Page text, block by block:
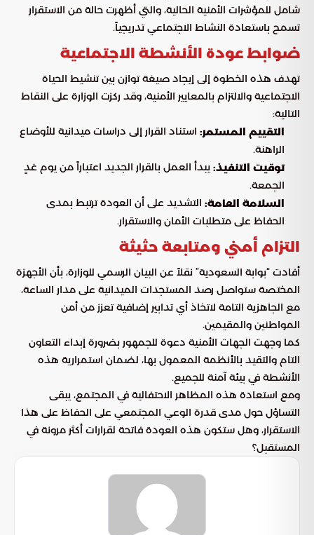
شامل للمؤشرات الأمنية الحالية، والتي أظهرت حالة من الاستقرار
تسمح باستعادة النشاط الاجتماعي تدريجياً.
ضوابط عودة الأنشطة الاجتماعية
تهدف هذه الخطوة إلى إيجاد صيغة توازن بين تنشيط الحياة
الاجتماعية والالتزام بالمعايير الأمنية، وقد ركزت الوزارة على النقاط
التالية:
التقييم المستمر: استناد القرار إلى دراسات ميدانية للأوضاع
الراهنة.
توقيت التنفيذ: يبدأ العمل بالقرار الجديد اعتباراً من يوم غدٍ
الجمعة.
السلامة العامة: التشديد على أن العودة ترتبط بمدى
الحفاظ على متطلبات الأمان والاستقرار.
التزام أمني ومتابعة حثيثة
أفادت “بوابة السعودية” نقلاً عن البيان الرسمي للوزارة، بأن الأجهزة
المختصة ستواصل رصد المستجدات الميدانية على مدار الساعة،
مع الجاهزية التامة لاتخاذ أي تدابير إضافية تعزز من أمن
المواطنين والمقيمين.
كما وجهت الجهات الأمنية دعوة للجمهور بضرورة إبداء التعاون
التام والتقيد بالأنظمة المعمول بها، لضمان استمرارية هذه
الأنشطة في بيئة آمنة للجميع.
ومع استعادة هذه المظاهر الاحتفالية في المجتمع، يبقى
التساؤل حول مدى قدرة الوعي المجتمعي على الحفاظ على هذا
الاستقرار، وهل ستكون هذه العودة فاتحة لقرارات أكثر مرونة في
المستقبل؟